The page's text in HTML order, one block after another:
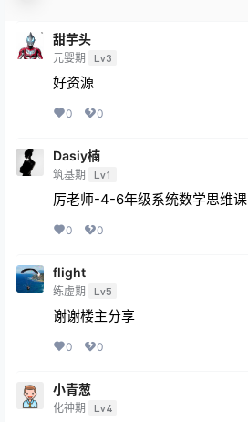
甜芋头
元婴期 Lv3
好资源
0 0
Dasiy楠
筑基期 Lv1
厉老师-4-6年级系统数学思维课
0 0
flight
练虚期 Lv5
谢谢楼主分享
0 0
小青葱
化神期 Lv4